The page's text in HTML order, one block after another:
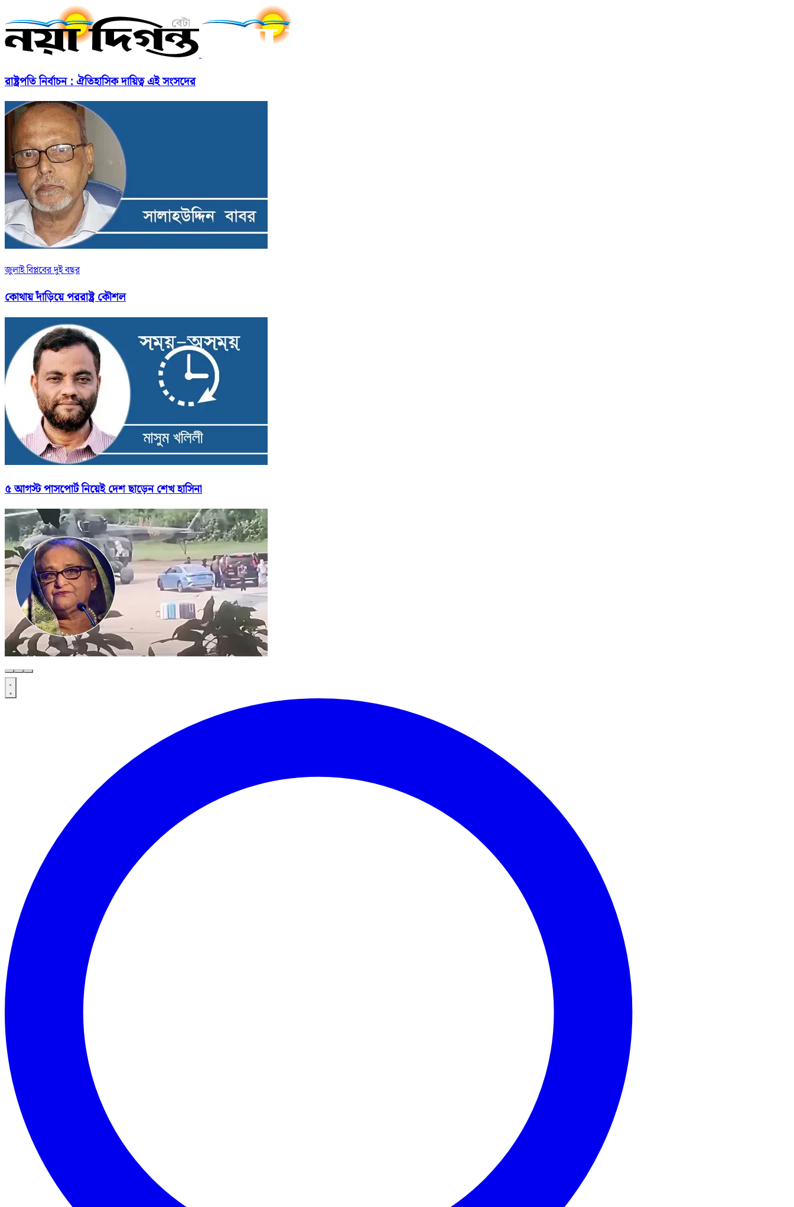
রাষ্ট্রপতি নির্বাচন : ঐতিহাসিক দায়িত্ব এই সংসদের
জুলাই বিপ্লবের দুই বছর
কোথায় দাঁড়িয়ে পররাষ্ট্র কৌশল
৫ আগস্ট পাসপোর্ট নিয়েই দেশ ছাড়েন শেখ হাসিনা